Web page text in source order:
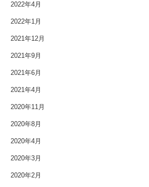
2022年4月
2022年1月
2021年12月
2021年9月
2021年6月
2021年4月
2020年11月
2020年8月
2020年4月
2020年3月
2020年2月